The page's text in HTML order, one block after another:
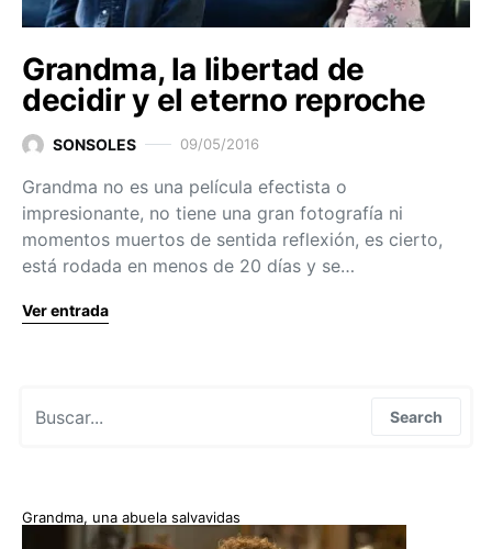
Grandma, la libertad de
decidir y el eterno reproche
SONSOLES 09/05/2016
Grandma no es una película efectista o
impresionante, no tiene una gran fotografía ni
momentos muertos de sentida reflexión, es cierto,
está rodada en menos de 20 días y se…
Ver entrada
Search
Grandma, una abuela salvavidas